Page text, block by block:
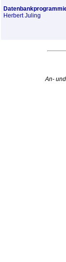
Herbert Juling
An-